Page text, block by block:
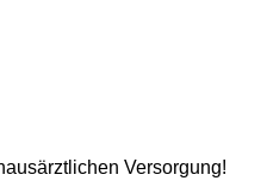
Versorgung!